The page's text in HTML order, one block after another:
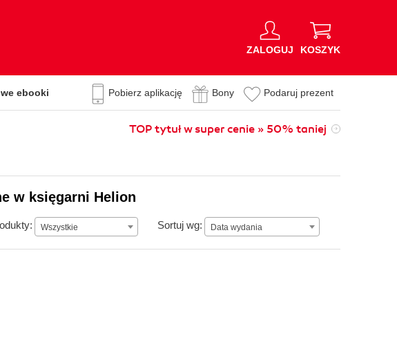
ZALOGUJ KOSZYK
ebooki Pobierz aplikację Bony Podaruj prezent
TOP tytuł w super cenie » 50% taniej
w księgarni Helion
Wszystkie Sortuj wg: Data wydania
Data wydania